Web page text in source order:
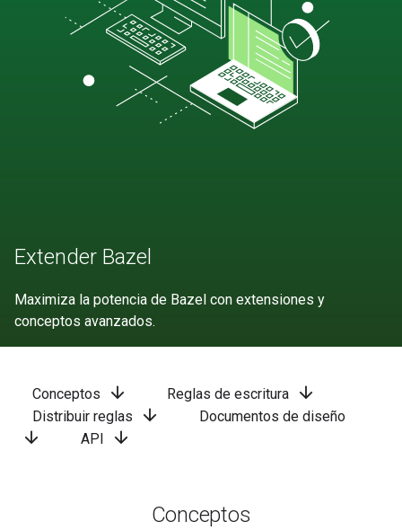
Extender Bazel
Maximiza la potencia de Bazel con extensiones y
conceptos avanzados.
Conceptos arrow_downward Reglas de escritura arrow_downward
Distribuir reglas arrow_downward Documentos de diseño
arrow_downward API arrow_downward
Conceptos